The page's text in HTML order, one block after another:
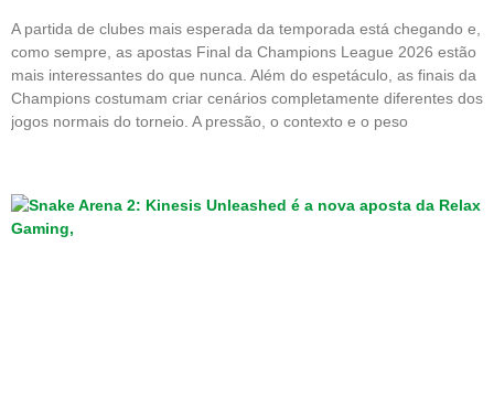
A partida de clubes mais esperada da temporada está chegando e,
como sempre, as apostas Final da Champions League 2026 estão
mais interessantes do que nunca. Além do espetáculo, as finais da
Champions costumam criar cenários completamente diferentes dos
jogos normais do torneio. A pressão, o contexto e o peso